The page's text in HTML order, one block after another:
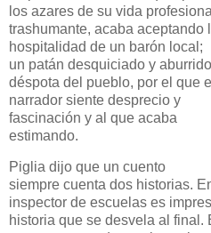
los azares de su vida profesional
trashumante, acaba aceptando
hospitalidad de un barón local;
un patán desquiciado y
déspota del pueblo, por el que el
narrador siente desprecio y
fascinación y al que acaba
estimando.
Piglia dijo que un cuento
siempre cuenta dos historias.
inspector de escuelas es
historia que se desvela al final.